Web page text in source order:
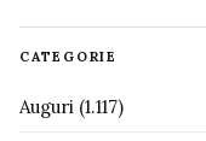
CATEGORIE
Auguri (1.117)